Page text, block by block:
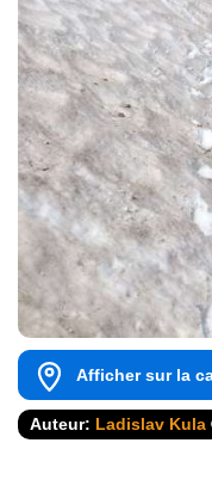
Afficher sur la
Auteur: Ladislav Kula